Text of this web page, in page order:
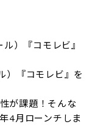
）『コモレビ』
）『コモレビ』を
が課題！そんな
4月ローンチしま